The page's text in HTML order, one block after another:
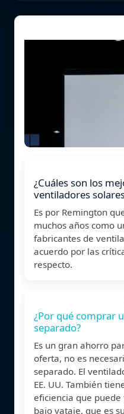
¿Cuáles son los
ventiladores
Es por Remington
muchos años como
fabricantes de
acuerdo por las
respecto.
¿Por qué comprar
separado?
Es un gran ahorro
oferta, no es
separado. El
EE. UU. También
eficiencia que
bajo vataje, que es